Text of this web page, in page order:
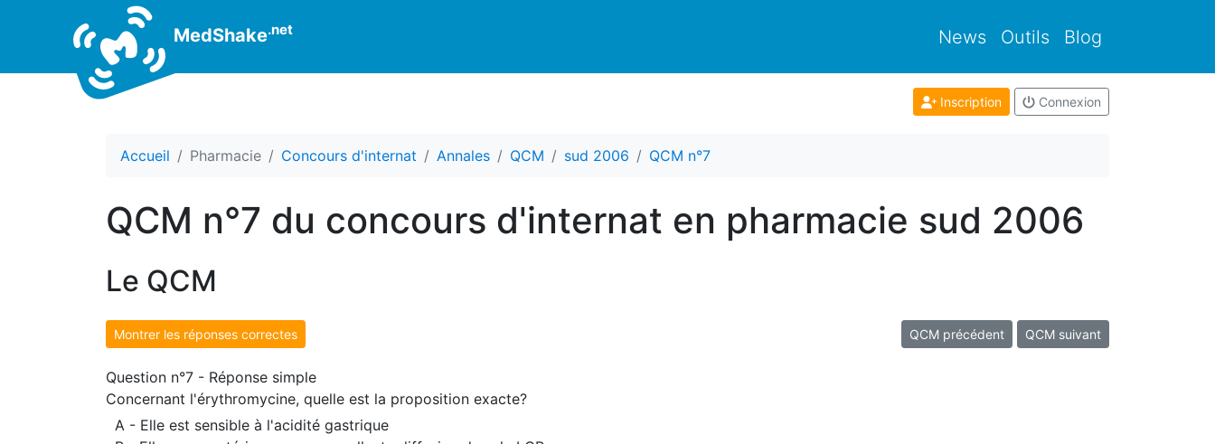
MedShake.net News Outils Blog
Inscription Connexion
Accueil Pharmacie Concours d'internat Annales QCM sud 2006 QCM n°7
QCM n°7 du concours d'internat en pharmacie sud 2006
Le QCM
Montrer les réponses correctes QCM précédent QCM suivant
Question n°7 - Réponse simple
Concernant l'érythromycine, quelle est la proposition exacte?
A - Elle est sensible à l'acidité gastrique